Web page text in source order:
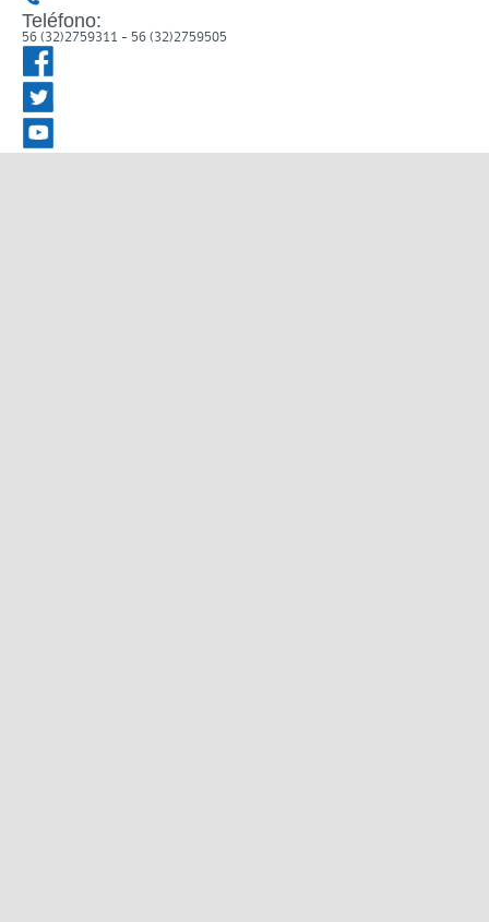
Teléfono:
56 (32)2759311 - 56 (32)2759505